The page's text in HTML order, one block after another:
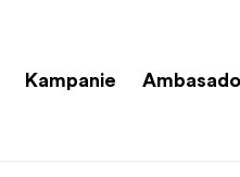
Kampanie